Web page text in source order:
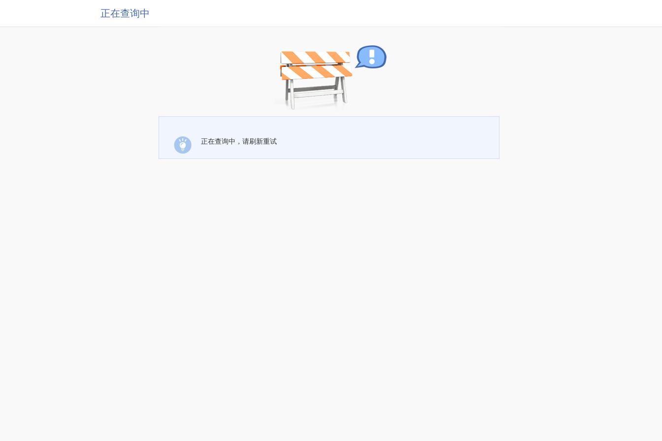
正在查询中
正在查询中，请刷新重试